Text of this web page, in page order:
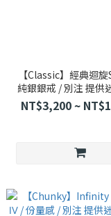
【Classic】經典迴
純銀銀戒 / 別注 提供
服務
NT$3,200 ~